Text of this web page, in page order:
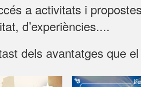
a activitats i
d’experiències....
dels avantatges que